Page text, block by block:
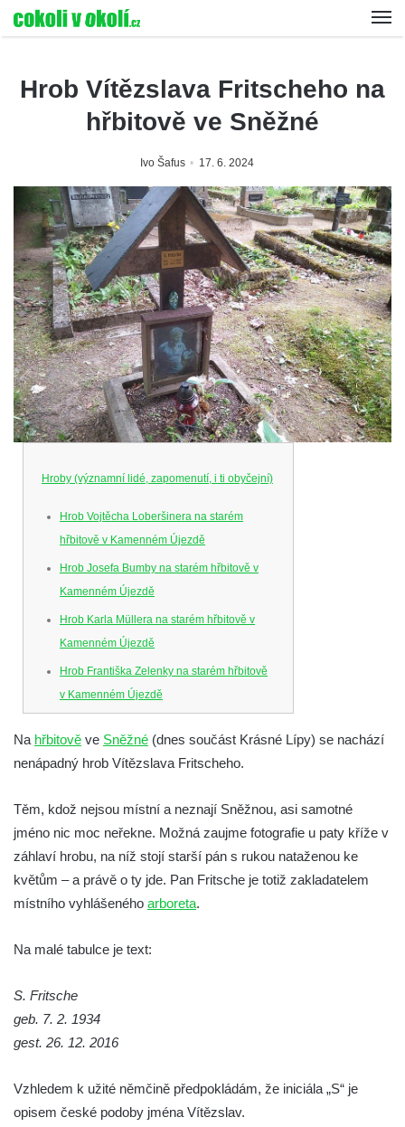
Hrob Vítězslava Fritscheho na
hřbitově ve Sněžné
Ivo Šafus 17. 6. 2024
Hroby (významní lidé, zapomenutí, i ti obyčejní)
Hrob Vojtěcha Loberšinera na starém
hřbitově v Kamenném Újezdě
Hrob Josefa Bumby na starém hřbitově v
Kamenném Újezdě
Hrob Karla Müllera na starém hřbitově v
Kamenném Újezdě
Hrob Františka Zelenky na starém hřbitově
v Kamenném Újezdě
Kamenném Újezdě
Hrob Františka Šillera na hřbitově ve
Hrob Josefa Valeše na hřbitově ve Velešíně
Hrob Ladislava Vichra na hřbitově ve
Velešíně
Hrob Františka Bürgera na hřbitově ve
Hrob Jana Františka Zítka na hřbitově ve
Hrob Bartoloměje Vavreyna na hřbitově ve
Hrob Josefa Novotného na hřbitově ve
Velešíně
Na hřbitově ve Sněžné (dnes součást Krásné Lípy) se nachází
nenápadný hrob Vítězslava Fritscheho.
Těm, kdož nejsou místní a neznají Sněžnou, asi samotné
jméno nic moc neřekne. Možná zaujme fotografie u paty kříže v
záhlaví hrobu, na níž stojí starší pán s rukou nataženou ke
květům – a právě o ty jde. Pan Fritsche je totiž zakladatelem
místního vyhlášeného arboreta.
Na malé tabulce je text:
S. Fritsche
geb. 7. 2. 1934
gest. 26. 12. 2016
Vzhledem k užité němčině předpokládám, že iniciála „S“ je
opisem české podoby jména Vítězslav.